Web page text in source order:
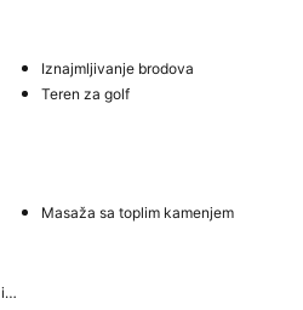
Iznajmljivanje brodova
Teren za golf
Masaža sa toplim kamenjem
Parking sa prilazom za osobe sa invaliditetom